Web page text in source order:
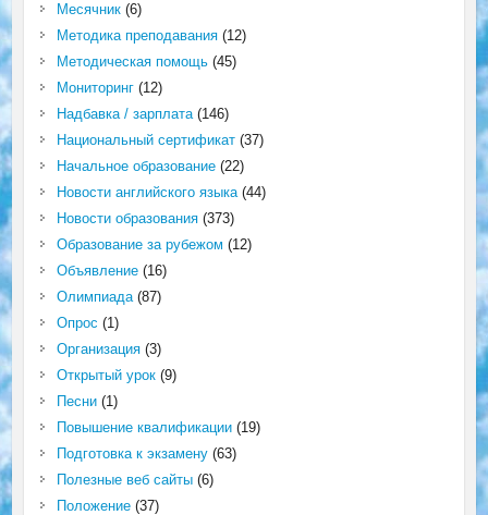
Месячник(6)
Методика преподавания(12)
Методическая помощь(45)
Мониторинг(12)
Надбавка / зарплата(146)
Национальный сертификат(37)
Начальное образование(22)
Новости английского языка(44)
Новости образования(373)
Образование за рубежом (12)
Объявление(16)
Олимпиада(87)
Опрос (1)
Организация(3)
Открытый урок(9)
Песни(1)
Повышение квалификации(19)
Подготовка к экзамену(63)
Полезные веб сайты(6)
Положение(37)